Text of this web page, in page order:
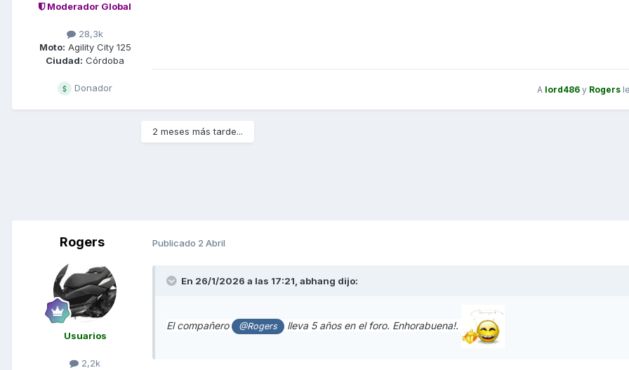
Moderador Global
28,3k
Moto: Agility City 125
Ciudad: Córdoba
Donador A lord486 y Rogers
2 meses más tarde...
Rogers
Usuarios
2,2k
Publicado 2 Abril
En 26/1/2026 a las 17:21, abhang dijo:
El compañero @Rogers lleva 5 años en el foro. Enhorabuena!.